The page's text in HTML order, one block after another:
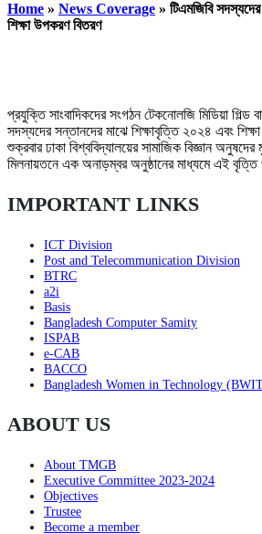
Home » News Coverage » টিএমজিবি
শিক্ষা উপকরণ বিতরণ
প্রযুক্তি সাংবাদিকদের সংগঠন টেকনোলজি মিডিয়া গিল্ড
সদস্যদের সন্তানদের মাঝে শিক্ষাবৃত্তি ২০২৪ এবং
শুক্রবার ঢাকা বিশ্ববিদ্যালয়ের সামাজিক বিজ্ঞান
মিলনায়তনে এক অনাড়ম্বর অনুষ্ঠানের মাধ্যমে এই বৃত্তি
IMPORTANT LINKS
ICT Division
Post and Telecommunication Division
BTRC
a2i
Basis
Bangladesh Computer Samity
ISPAB
e-CAB
BACCO
Bangladesh Women in Technology
ABOUT US
About TMGB
Executive Committee 2023-2024
Objectives
Trustee
Become a member